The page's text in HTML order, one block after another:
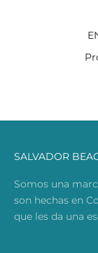
SALVADOR
Somos una
son hechas en
que les da una